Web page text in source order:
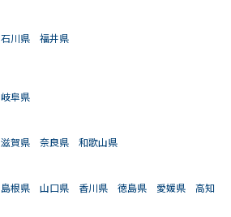
石川県 福井県
岐阜県
滋賀県 奈良県
和歌山県
島根県 山口県 香川県 徳島県 愛媛県
高知